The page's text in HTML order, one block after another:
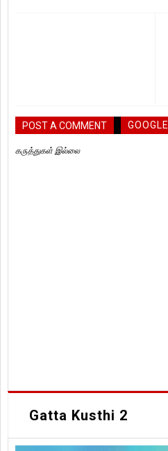
POST A COMMENT GOOGLE
கருத்துகள் இல்லை
Gatta Kusthi 2